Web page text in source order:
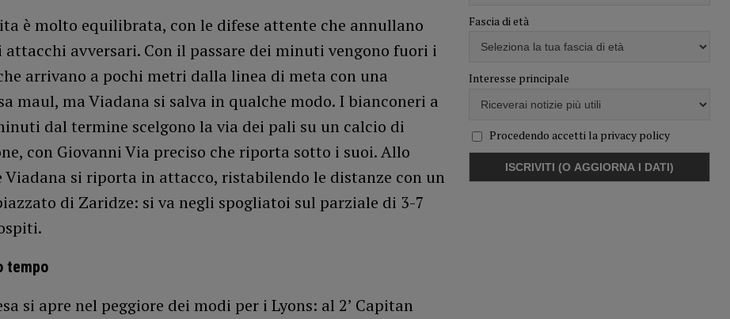
è molto equilibrata, con le difese attente che annullano
avversari. Con il passare dei minuti vengono fuori i
arrivano a pochi metri dalla linea di meta con una
maul, ma Viadana si salva in qualche modo. I bianconeri a
dal termine scelgono la via dei pali su un calcio di
con Giovanni Via preciso che riporta sotto i suoi. Allo
Viadana si riporta in attacco, ristabilendo le distanze con un
di Zaridze: si va negli spogliatoi sul parziale di 3-7
tempo
si apre nel peggiore dei modi per i Lyons: al 2’ Capitan
Fascia di età
Interesse principale
Procedendo accetti la privacy policy